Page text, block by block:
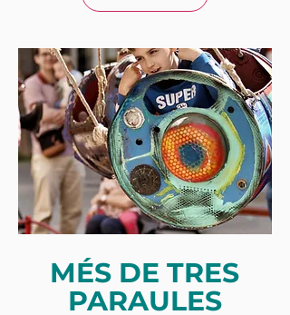
MÉS DE TRES
PARAULES